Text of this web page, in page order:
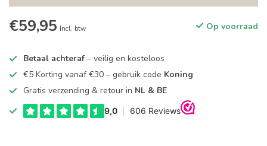
€59,95 Incl. btw Op voorraad
Betaal achteraf – veilig en kosteloos
€5 Korting vanaf €30 – gebruik code Koning
Gratis verzending & retour in NL & BE